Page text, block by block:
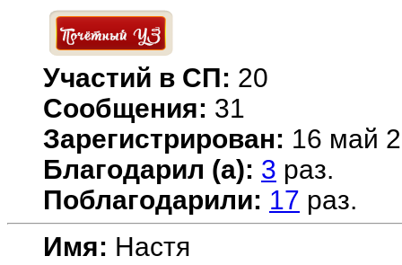
Участий в СП: 20
Сообщения: 31
Зарегистрирован: 16 май
Благодарил (а): 3 раз.
Поблагодарили: 17 раз.
Имя: Настя